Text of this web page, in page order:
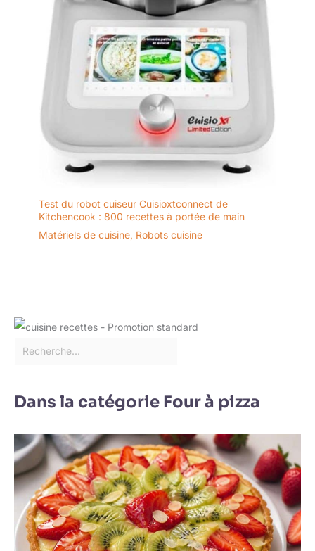
Test du robot cuiseur Cuisioxtconnect de
Kitchencook : 800 recettes à portée de main
Matériels de cuisine, Robots cuisine
Dans la catégorie Four à pizza